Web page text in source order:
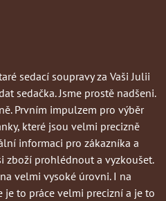
sedací soupravy za Vaši Julii
sedačka. Jsme prostě nadšeni.
Prvním impulzem pro výběr
které jsou velmi precizně
informaci pro zákazníka a
zboží prohlédnout a vyzkoušet.
velmi vysoké úrovni. I na
je to práce velmi precizní a je to